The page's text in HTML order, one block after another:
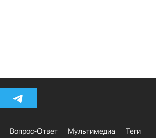
Вопрос-Ответ Мультимедиа Теги